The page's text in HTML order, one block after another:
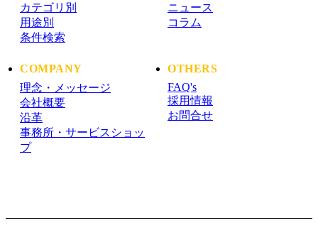
カテゴリ別
用途別
条件検索
ニュース
コラム
COMPANY
理念・メッセージ
会社概要
沿革
事務所・サービスショッ
プ
OTHERS
FAQ's
採用情報
お問合せ